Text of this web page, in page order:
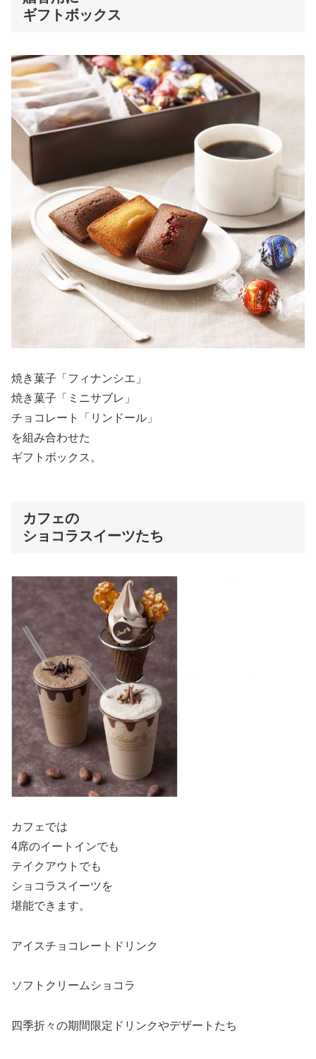
ギフトボックス
焼き菓子「フィナンシエ」
焼き菓子「ミニサブレ」
チョコレート「リンドール」
を組み合わせた
ギフトボックス。
カフェの
ショコラスイーツたち
カフェでは
4席のイートインでも
テイクアウトでも
ショコラスイーツを
堪能できます。
アイスチョコレートドリンク
ソフトクリームショコラ
四季折々の期間限定ドリンクやデザートたち